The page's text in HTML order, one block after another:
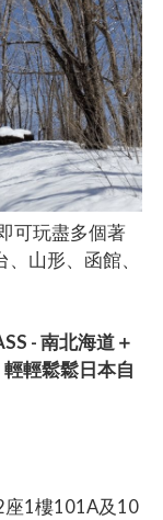
可玩盡多個著
山形、函館、
- 南北海道＋
輕鬆鬆日本自
座1樓101A及10